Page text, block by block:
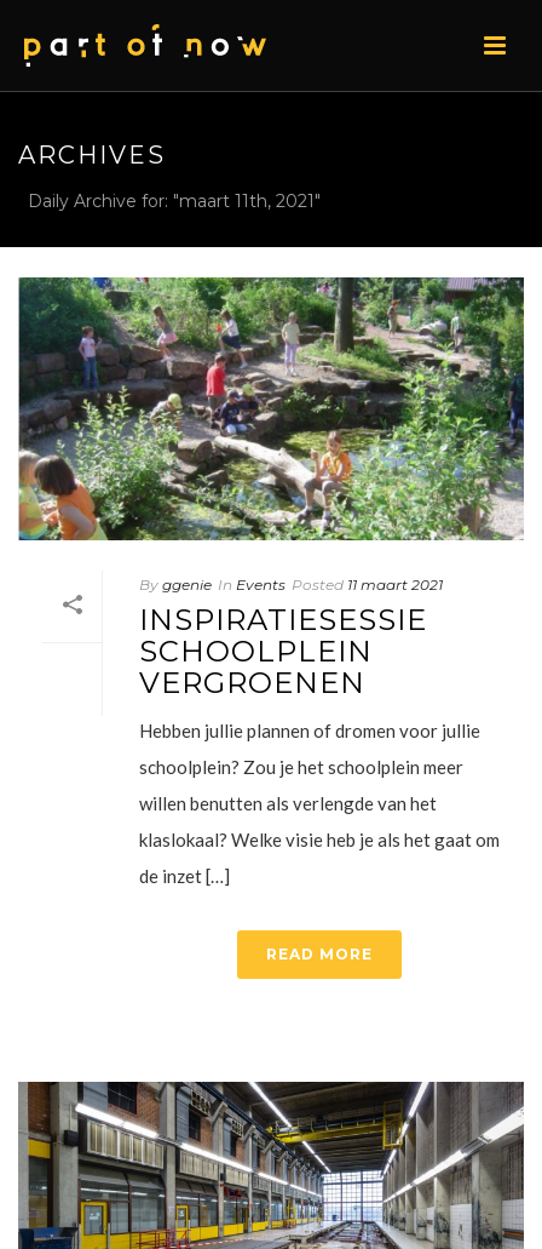
ARCHIVES
Daily Archive for: "maart 11th, 2021"
By ggenie In Events Posted 11 maart 2021
INSPIRATIESESSIE
SCHOOLPLEIN
VERGROENEN
Hebben jullie plannen of dromen voor jullie
schoolplein? Zou je het schoolplein meer
willen benutten als verlengde van het
klaslokaal? Welke visie heb je als het gaat om
de inzet […]
READ MORE